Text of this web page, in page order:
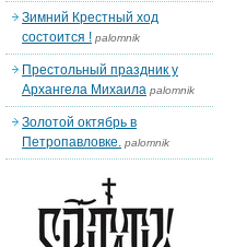
Зимний Крестный ход
состоится ! palomnik
Престольный праздник у
Архангела Михаила palomnik
Золотой октябрь в
Петропавловке. palomnik